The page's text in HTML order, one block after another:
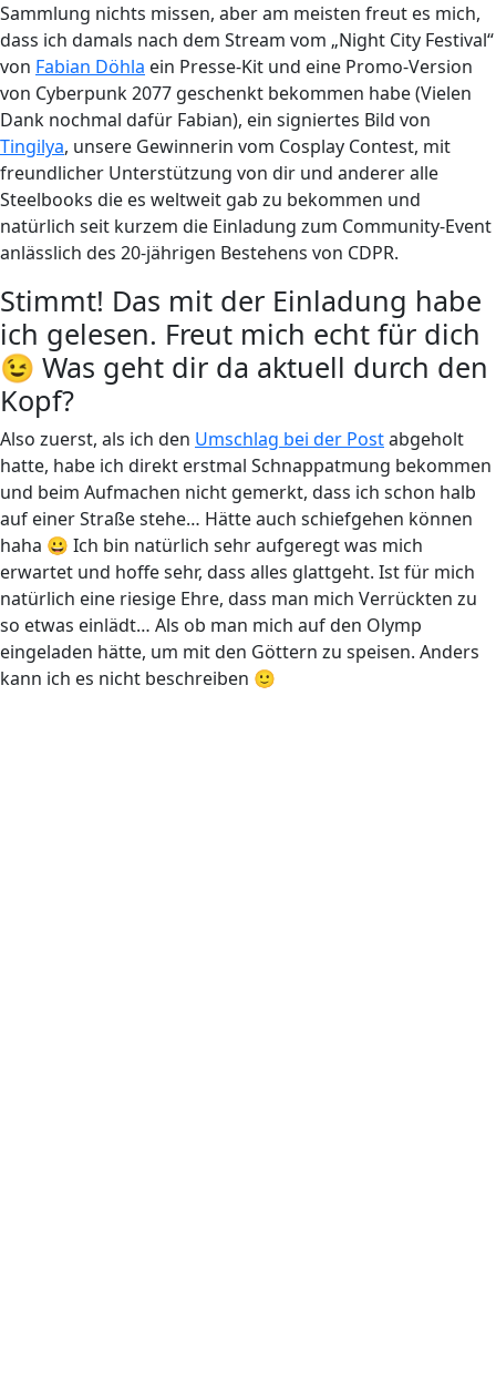
Sammlung nichts missen, aber am meisten freut es mich,
dass ich damals nach dem Stream vom „Night City Festival“
von Fabian Döhla ein Presse-Kit und eine Promo-Version
von Cyberpunk 2077 geschenkt bekommen habe (Vielen
Dank nochmal dafür Fabian), ein signiertes Bild von
Tingilya, unsere Gewinnerin vom Cosplay Contest, mit
freundlicher Unterstützung von dir und anderer alle
Steelbooks die es weltweit gab zu bekommen und
natürlich seit kurzem die Einladung zum Community-Event
anlässlich des 20-jährigen Bestehens von CDPR.
Stimmt! Das mit der Einladung habe
ich gelesen. Freut mich echt für dich
😉 Was geht dir da aktuell durch den
Kopf?
Also zuerst, als ich den Umschlag bei der Postabgeholt
hatte, habe ich direkt erstmal Schnappatmung bekommen
und beim Aufmachen nicht gemerkt, dass ich schon halb
auf einer Straße stehe… Hätte auch schiefgehen können
haha 😀 Ich bin natürlich sehr aufgeregt was mich
erwartet und hoffe sehr, dass alles glattgeht. Ist für mich
natürlich eine riesige Ehre, dass man mich Verrückten zu
so etwas einlädt… Als ob man mich auf den Olymp
eingeladen hätte, um mit den Göttern zu speisen. Anders
kann ich es nicht beschreiben 🙂